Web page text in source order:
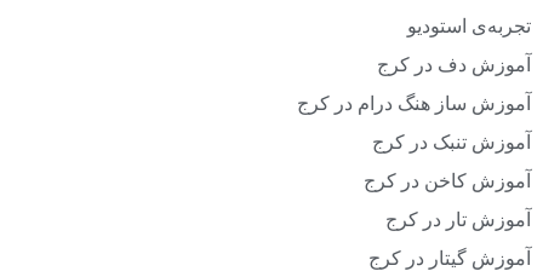
تجربه‌ی استودیو
آموزش دف در کرج
آموزش ساز هنگ درام در کرج
آموزش تنبک در کرج
آموزش کاخن در کرج
آموزش تار در کرج
آموزش گیتار در کرج